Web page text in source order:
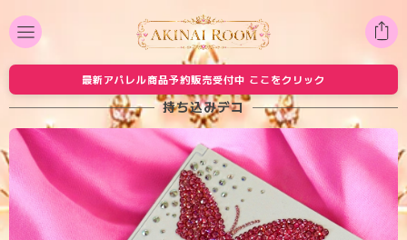
最新アパレル商品予約販売受付中 ここをクリック
持ち込みデコ